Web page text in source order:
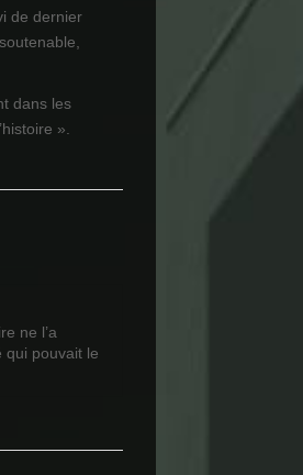
de dernier
dans les
».
ne l’a
qui pouvait le